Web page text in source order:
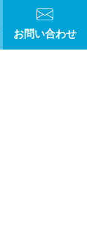
お問い合わせ